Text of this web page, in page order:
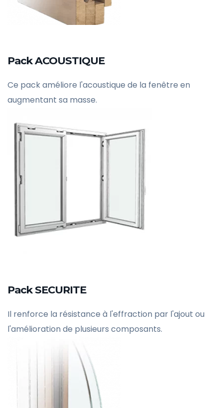
Pack ACOUSTIQUE
Ce pack améliore l'acoustique de la fenêtre en
augmentant sa masse.
Pack SECURITE
Il renforce la résistance à l'effraction par l'ajout ou
l'amélioration de plusieurs composants.